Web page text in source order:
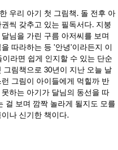
우리 아기 첫 그림책. 돌 전후 아
씩 갖추고 있는 필독서다. 지붕
님을 가린 구름 아저씨를 보며
따라하는 등 '안녕'이라든지 이
라면 쉽게 인지할 수 있는 단순
림책으로 30년이 지난 오늘 날
그림이 아이들에게 먹힐까 반
하는 아기가 달님의 동선을 따
걸 보며 깜짝 놀라게 될지도 모를
나 신기한 책이다.